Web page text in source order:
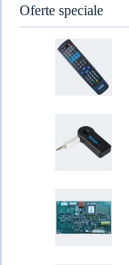
Oferte speciale